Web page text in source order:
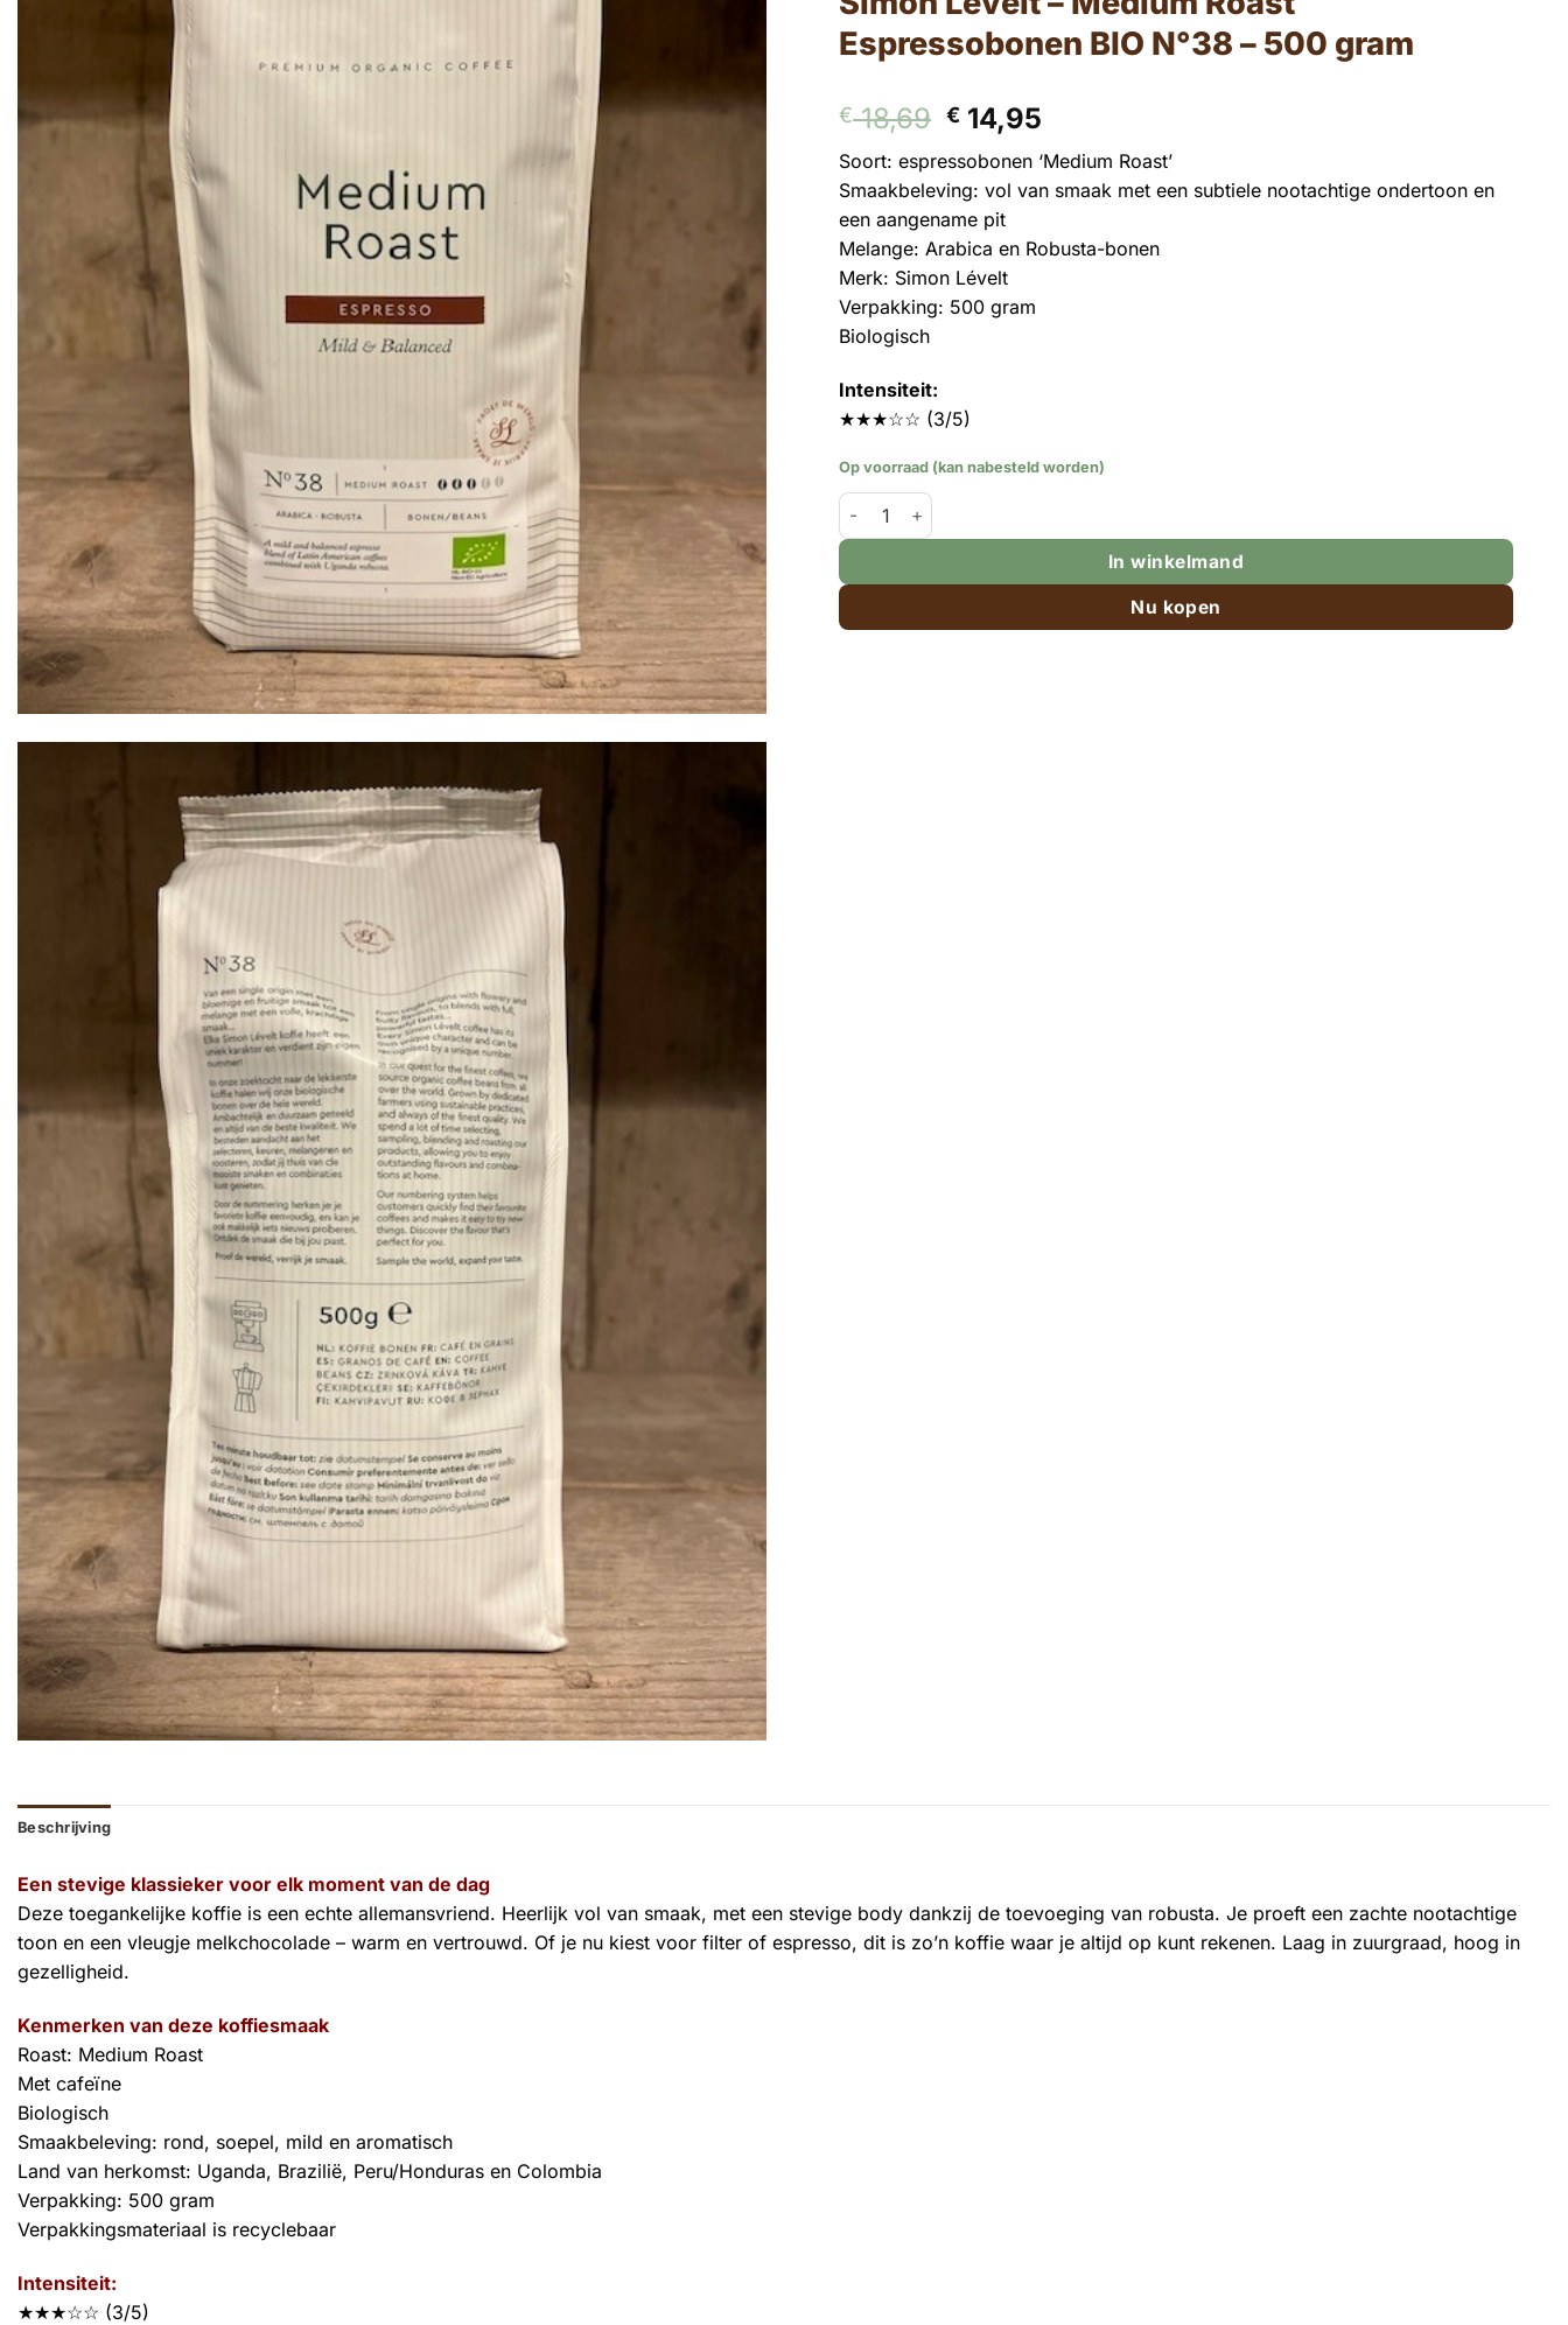
Espressobonen BIO N°38 – 500 gram
€18,69 Oorspronkelijke
prijs
was:
€ 18,69.
€ 14,95
prijs
is:
€ 14,95.
Soort: espressobonen ‘Medium Roast’
Smaakbeleving: vol van smaak met een subtiele nootachtige ondertoon en
een aangename pit
Melange: Arabica en Robusta-bonen
Merk: Simon Lévelt
Verpakking: 500 gram
Biologisch
Intensiteit:
★★★☆☆ (3/5)
Op voorraad (kan nabesteld worden)
Simon Lévelt – Medium Roast Espressobonen BIO N°38 – 500 gram aantal
In winkelmand
Nu kopen
Beschrijving
Een stevige klassieker voor elk moment van de dag
Deze toegankelijke koffie is een echte allemansvriend. Heerlijk vol van smaak, met een stevige body dankzij de toevoeging van robusta. Je proeft een zachte nootachtige
toon en een vleugje melkchocolade – warm en vertrouwd. Of je nu kiest voor filter of espresso, dit is zo’n koffie waar je altijd op kunt rekenen. Laag in zuurgraad, hoog in
gezelligheid.
Kenmerken van deze koffiesmaak
Roast: Medium Roast
Met cafeïne
Biologisch
Smaakbeleving: rond, soepel, mild en aromatisch
Land van herkomst: Uganda, Brazilië, Peru/Honduras en Colombia
Verpakking: 500 gram
Verpakkingsmateriaal is recyclebaar
Intensiteit:
★★★☆☆ (3/5)